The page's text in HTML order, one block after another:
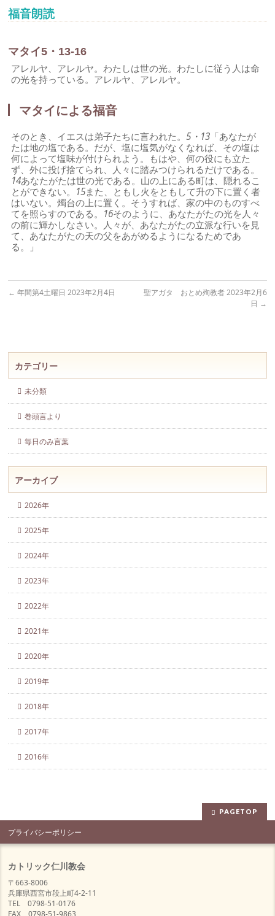
福音朗読
マタイ5・13-16
アレルヤ、アレルヤ。わたしは世の光。わたしに従う人は命
の光を持っている。アレルヤ、アレルヤ。
マタイによる福音
そのとき、イエスは弟子たちに言われた。5・13 「あなたが
たは地の塩である。だが、塩に塩気がなくなれば、その塩は
何によって塩味が付けられよう。もはや、何の役にも立た
ず、外に投げ捨てられ、人々に踏みつけられるだけである。
14あなたがたは世の光である。山の上にある町は、隠れるこ
とができない。 15また、ともし火をともして升の下に置く者
はいない。燭台の上に置く。そうすれば、家の中のものすべ
てを照らすのである。 16そのように、あなたがたの光を人々
の前に輝かしなさい。人々が、あなたがたの立派な行いを見
て、あなたがたの天の父をあがめるようになるためであ
る。」
← 年間第4土曜日 2023年2月4日
聖アガタ おとめ殉教者 2023年2月6
日 →
カテゴリー
未分類
巻頭言より
毎日のみ言葉
アーカイブ
2026年
2025年
2024年
2023年
2022年
2021年
2020年
2019年
2018年
2017年
2016年
PAGETOP
プライバシーポリシー
カトリック仁川教会
〒663-8006
兵庫県西宮市段上町4-2-11
TEL 0798-51-0176
FAX 0798-51-9863